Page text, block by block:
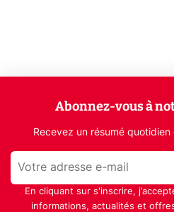
Abonnez-vous à
Recevez un résumé
En cliquant sur s'inscrire,
informations, actualités et